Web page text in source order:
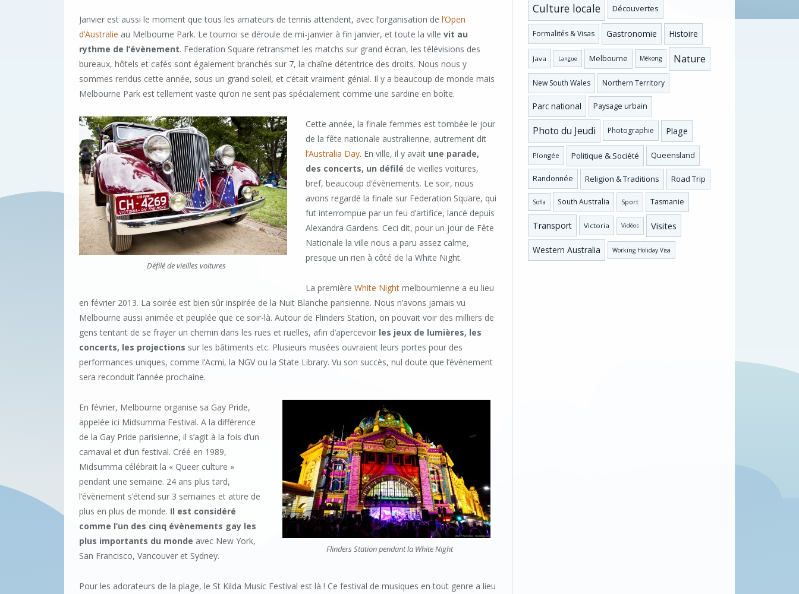
Janvier est aussi le moment que tous les amateurs de tennis attendent, avec l’organisation de l’Open
d’Australie au Melbourne Park. Le tournoi se déroule de mi-janvier à fin janvier, et toute la ville vit au
rythme de l’évènement. Federation Square retransmet les matchs sur grand écran, les télévisions des
bureaux, hôtels et cafés sont également branchés sur 7, la chaîne détentrice des droits. Nous nous y
sommes rendus cette année, sous un grand soleil, et c’était vraiment génial. Il y a beaucoup de monde mais
Melbourne Park est tellement vaste qu’on ne sent pas spécialement comme une sardine en boîte.
Défilé de vieilles voitures
Cette année, la finale femmes est tombée le jour
de la fête nationale australienne, autrement dit
l’Australia Day. En ville, il y avait une parade,
des concerts, un défilé de vieilles voitures,
bref, beaucoup d’évènements. Le soir, nous
avons regardé la finale sur Federation Square, qui
fut interrompue par un feu d’artifice, lancé depuis
Alexandra Gardens. Ceci dit, pour un jour de Fête
Nationale la ville nous a paru assez calme,
presque un rien à côté de la White Night.
La première White Night melbournienne a eu lieu
en février 2013. La soirée est bien sûr inspirée de la Nuit Blanche parisienne. Nous n’avons jamais vu
Melbourne aussi animée et peuplée que ce soir-là. Autour de Flinders Station, on pouvait voir des milliers de
gens tentant de se frayer un chemin dans les rues et ruelles, afin d’apercevoir les jeux de lumières, les
concerts, les projections sur les bâtiments etc. Plusieurs musées ouvraient leurs portes pour des
performances uniques, comme l’Acmi, la NGV ou la State Library. Vu son succès, nul doute que l’évènement
sera reconduit l’année prochaine.
Flinders Station pendant la White Night
En février, Melbourne organise sa Gay Pride,
appelée ici Midsumma Festival. A la différence
de la Gay Pride parisienne, il s’agit à la fois d’un
carnaval et d’un festival. Créé en 1989,
Midsumma célébrait la « Queer culture »
pendant une semaine. 24 ans plus tard,
l’évènement s’étend sur 3 semaines et attire de
plus en plus de monde. Il est considéré
comme l’un des cinq évènements gay les
plus importants du monde avec New York,
San Francisco, Vancouver et Sydney.
Pour les adorateurs de la plage, le St Kilda Music Festival est là ! Ce festival de musiques en tout genre a lieu
Culture locale Découvertes
Formalités & Visas Gastronomie Histoire
Java Langue Melbourne Mékong Nature
New South Wales Northern Territory
Parc national Paysage urbain
Photo du Jeudi Photographie Plage
Plongée Politique & Société Queensland
Randonnée Religion & Traditions Road Trip
Sofia South Australia Sport Tasmanie
Transport Victoria Vidéos Visites
Western Australia Working Holiday Visa